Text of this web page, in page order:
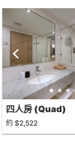
四人房 (Quad)
約 $2,522